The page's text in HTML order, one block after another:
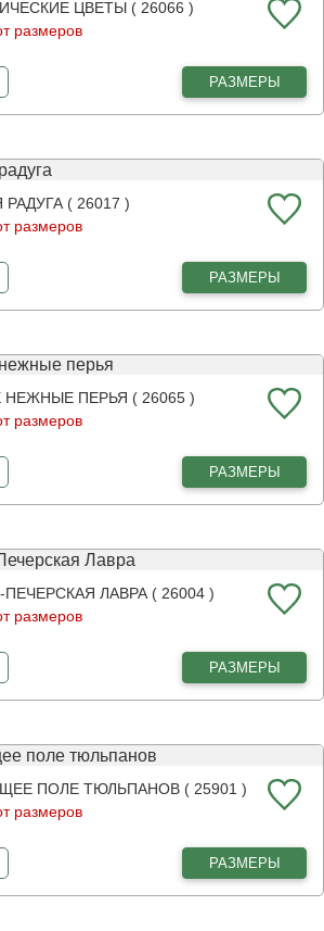
ЦВЕТЫ ( 26066 )
размеров
РАЗМЕРЫ
( 26017 )
размеров
РАЗМЕРЫ
ПЕРЬЯ ( 26065 )
размеров
РАЗМЕРЫ
ЛАВРА ( 26004 )
размеров
РАЗМЕРЫ
ПОЛЕ ТЮЛЬПАНОВ ( 25901 )
размеров
РАЗМЕРЫ